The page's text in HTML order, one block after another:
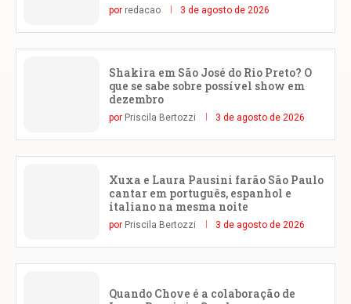
por redacao 3 de agosto de 2026
Shakira em São José do Rio Preto? O
que se sabe sobre possível show em
dezembro
por Priscila Bertozzi 3 de agosto de 2026
Xuxa e Laura Pausini farão São Paulo
cantar em português, espanhol e
italiano na mesma noite
por Priscila Bertozzi 3 de agosto de 2026
Quando Chove é a colaboração de